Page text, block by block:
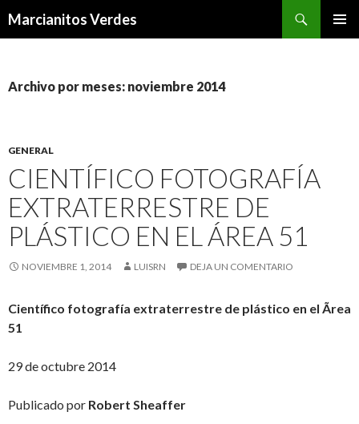
Marcianitos Verdes
Archivo por meses: noviembre 2014
GENERAL
CIENTÍFICO FOTOGRAFÍA
EXTRATERRESTRE DE
PLÁSTICO EN EL ÁREA 51
NOVIEMBRE 1, 2014 LUISRN DEJA UN COMENTARIO
Científico fotografía extraterrestre de plástico en el Ãrea
51
29 de octubre 2014
Publicado por Robert Sheaffer